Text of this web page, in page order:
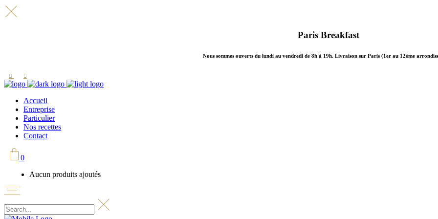
Paris Breakfast
Nous sommes ouverts du lundi au vendredi de 8h à 19h. Livraison sur Paris (1er au 12ème
Accueil
Entreprise
Particulier
Nos recettes
Contact
0
Aucun produits ajoutés